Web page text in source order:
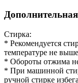
Стирка:
* Рекомендуется
температуре не
* Обороты отжима
* При машинной
ручной стирке